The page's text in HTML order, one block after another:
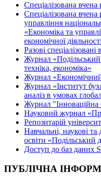
Спеціалізована
Спеціалізована
управління
«Економіка та
економічної
Разові спеціалізовані
Журнал «Подільський
техніка, економіка»
Журнал
Журнал «Інститут
аналіз в умовах
Журнал "Інноваційна
Науковий журнал
Репозитарій
Навчальні, наукові
освіти «Подільський
Доступ до баз даних
ПУБЛІЧНА